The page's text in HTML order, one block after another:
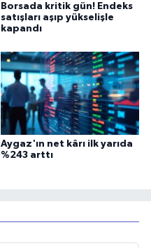
Borsada kritik gün! Endeks
satışları aşıp yükselişle
kapandı
Aygaz'ın net kârı ilk yarıda
%243 arttı